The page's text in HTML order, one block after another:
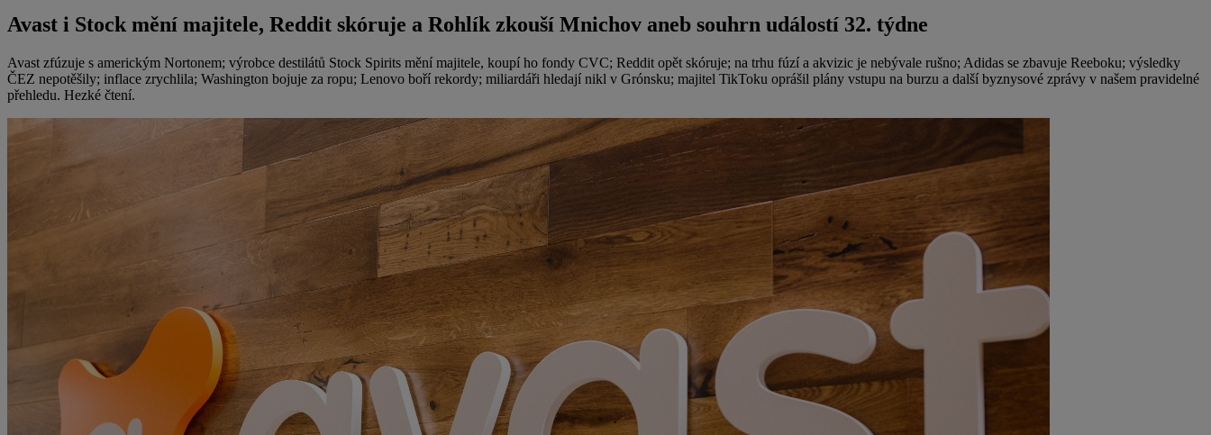
Avast i Stock mění majitele, Reddit skóruje a Rohlík zkouší Mnichov aneb souhrn událostí 32. týdne
Avast zfúzuje s americkým Nortonem; výrobce destilátů Stock Spirits mění majitele, koupí ho fondy CVC; Reddit opět skóruje; na trhu fúzí a akvizic je nebývale rušno; Adidas se zbavuje Reeboku; výsledky
ČEZ nepotěšily; inflace zrychlila; Washington bojuje za ropu; Lenovo boří rekordy; miliardáři hledají nikl v Grónsku; majitel TikToku oprášil plány vstupu na burzu a další byznysové zprávy v našem pravidelné
přehledu. Hezké čtení.